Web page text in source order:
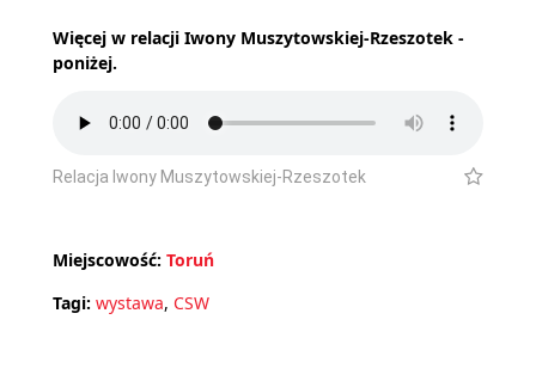
Więcej w relacji Iwony Muszytowskiej-Rzeszotek -
poniżej.
Relacja Iwony Muszytowskiej-Rzeszotek
Miejscowość: Toruń
Tagi: wystawa, CSW